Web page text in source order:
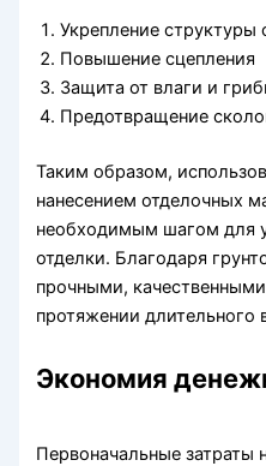
Укрепление структуры
Повышение сцепления
Защита от влаги и
Предотвращение
Таким образом,
нанесением отделочных
необходимым шагом для
отделки. Благодаря
прочными,
протяжении длительного
Экономия
Первоначальные затраты